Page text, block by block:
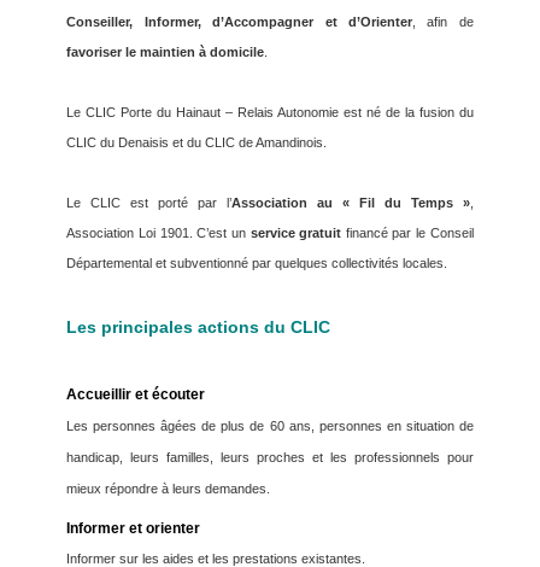
Conseiller, Informer, d’Accompagner et d’Orienter, afin de
favoriser le maintien à domicile
Le CLIC Porte du Hainaut – Relais Autonomie est né de la fusion du
CLIC du Denaisis et du CLIC de Amandinois.
Le CLIC est porté par l’Association au « Fil du Temps »,
Association Loi 1901. C’est un service gratuit financé par le Conseil
Départemental et subventionné par quelques collectivités locales.
Les principales actions du CLIC
Accueillir et écouter
Les personnes âgées de plus de 60 ans, personnes en situation de
handicap, leurs familles, leurs proches et les professionnels pour
mieux répondre à leurs demandes.
Informer et orienter
Informer sur les aides et les prestations existantes.